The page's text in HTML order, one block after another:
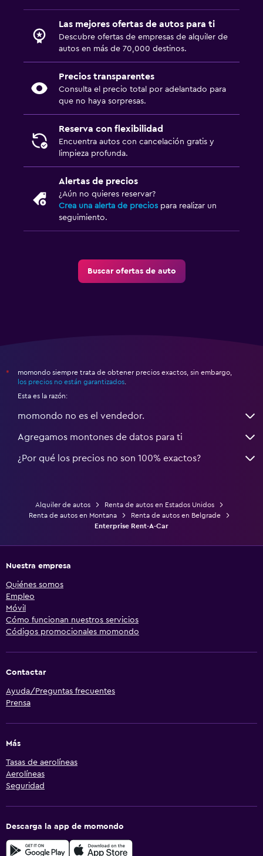
Las mejores ofertas de autos para ti
Descubre ofertas de empresas de alquiler de
autos en más de 70,000 destinos.
Precios transparentes
Consulta el precio total por adelantado para
que no haya sorpresas.
Reserva con flexibilidad
Encuentra autos con cancelación gratis y
limpieza profunda.
Alertas de precios
¿Aún no quieres reservar?
Crea una alerta de precios para realizar un
seguimiento.
Buscar ofertas de auto
*
momondo siempre trata de obtener precios exactos, sin embargo,
los precios no están garantizados.
Esta es la razón:
momondo no es el vendedor.
Agregamos montones de datos para ti
¿Por qué los precios no son 100% exactos?
Alquiler de autos
Renta de autos en Estados Unidos
Renta de autos en Montana
Renta de autos en Belgrade
Enterprise Rent-A-Car
Nuestra empresa
Quiénes somos
Empleo
Móvil
Cómo funcionan nuestros servicios
Códigos promocionales momondo
Contactar
Ayuda/Preguntas frecuentes
Prensa
Más
Tasas de aerolíneas
Aerolíneas
Seguridad
Descarga la app de momondo